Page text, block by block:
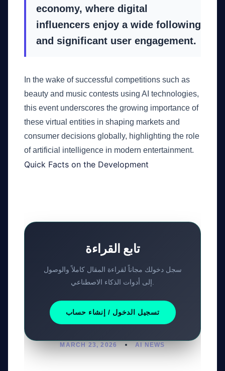
economy, where digital
influencers enjoy a wide following
and significant user engagement.
In the wake of successful competitions such as
beauty and music contests using AI technologies,
this event underscores the growing importance of
these virtual entities in shaping markets and
consumer decisions globally, highlighting the role
of artificial intelligence in modern entertainment.
Quick Facts on the Development
تابع القراءة
سجل دخولك مجاناً لقراءة المقال كاملاً والوصول
تسجيل الدخول / إنشاء حساب
MARCH 23, 2026 AI NEWS